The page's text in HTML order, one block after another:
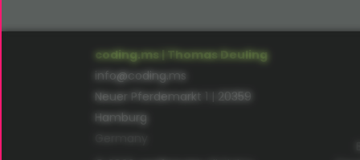
coding.ms | Thomas Deuling
info@coding.ms
Neuer Pferdemarkt 1 | 20359
Hamburg